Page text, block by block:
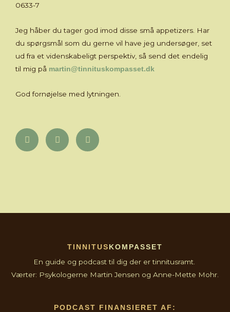
0633-7
Jeg håber du tager god imod disse små appetizers. Har
du spørgsmål som du gerne vil have jeg undersøger, set
ud fra et videnskabeligt perspektiv, så send det endelig
til mig på martin@tinnituskompasset.dk
God fornøjelse med lytningen.
TINNITUS KOMPASSET
En guide og podcast til dig der er tinnitusramt.
Værter: Psykologerne Martin Jensen og Anne-Mette Mohr.
PODCAST FINANSIERET AF: